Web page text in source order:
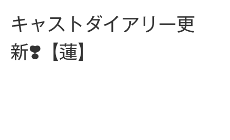
キャストダイアリー更
新❣️【蓮】